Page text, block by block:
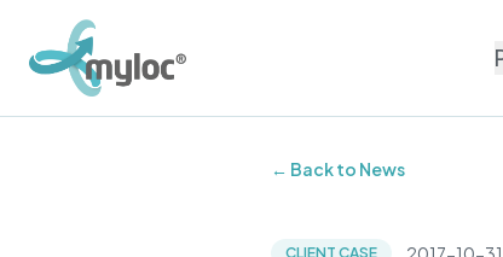
← Back to News
CLIENT CASE